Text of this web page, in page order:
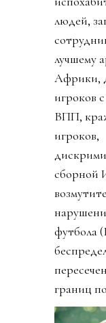
людей,
лучшему
Африки,
игроков
ВПП,
игроков,
сборной
футбола
границ